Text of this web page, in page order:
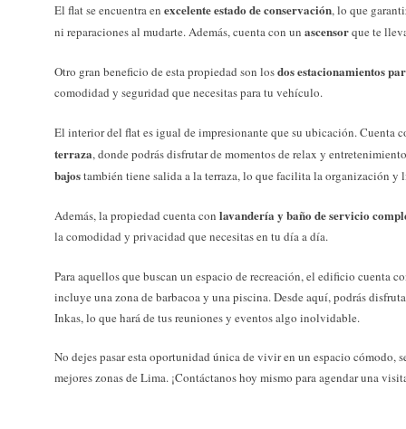
El flat se encuentra en excelente estado de conservación, lo que
ni reparaciones al mudarte. Además, cuenta con un ascensorque te
Otro gran beneficio de esta propiedad son losdos estacionamientos
comodidad y seguridad que necesitas para tu vehículo.
El interior del flat es igual de impresionante que su ubicación. Cuenta
terraza, donde podrás disfrutar de momentos de relax y
bajostambién tiene salida a la terraza, lo que facilita la organización y
Además, la propiedad cuenta con lavandería y baño de servicio
la comodidad y privacidad que necesitas en tu día a día.
Para aquellos que buscan un espacio de recreación, el edificio cuenta
incluye una zona de barbacoa y una piscina. Desde aquí, podrás
Inkas, lo que hará de tus reuniones y eventos algo inolvidable.
No dejes pasar esta oportunidad única de vivir en un espacio cómodo,
mejores zonas de Lima. ¡Contáctanos hoy mismo para agendar una